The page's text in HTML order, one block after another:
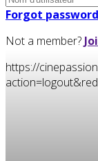
Forgot
Not a member?
https://